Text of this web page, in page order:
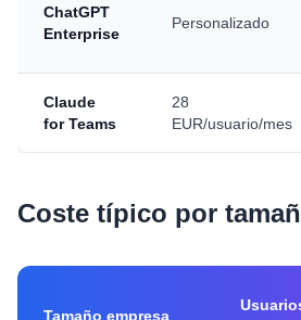
ChatGPT
Enterprise
Personalizado
Claude
for Teams
28
EUR/usuario/mes
Coste típico por
Tamaño empresa